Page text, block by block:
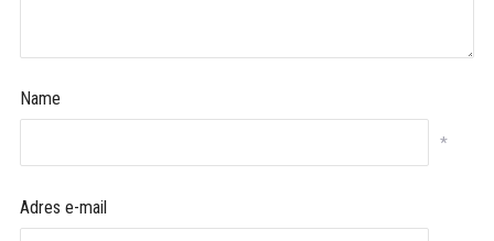
Name
*
Adres e-mail